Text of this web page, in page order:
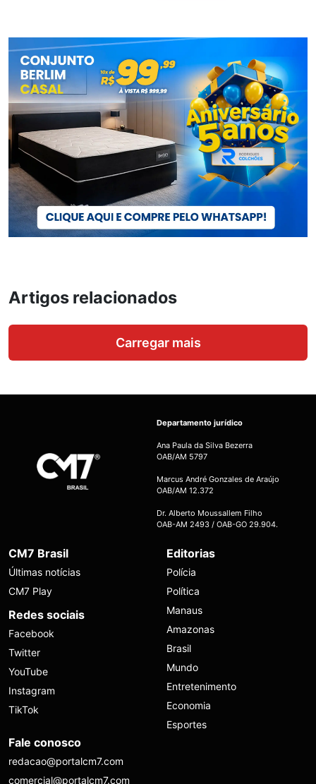
Artigos relacionados
Carregar mais
Departamento jurídico
Ana Paula da Silva Bezerra
OAB/AM 5797
Marcus André Gonzales de Araújo
OAB/AM 12.372
Dr. Alberto Moussallem Filho
OAB-AM 2493 / OAB-GO 29.904.
CM7 Brasil
Últimas notícias
CM7 Play
Redes sociais
Facebook
Twitter
YouTube
Instagram
TikTok
Editorias
Polícia
Política
Manaus
Amazonas
Brasil
Mundo
Entretenimento
Economia
Esportes
Fale conosco
redacao@portalcm7.com
comercial@portalcm7.com